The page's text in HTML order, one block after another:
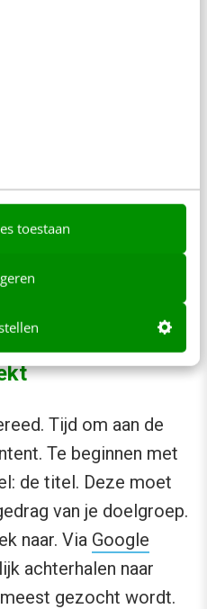
toestaan
waar je
Tijd om aan de
Te beginnen met
de titel. Deze moet
van je doelgroep.
naar. Via Google
achterhalen naar
gezocht wordt.